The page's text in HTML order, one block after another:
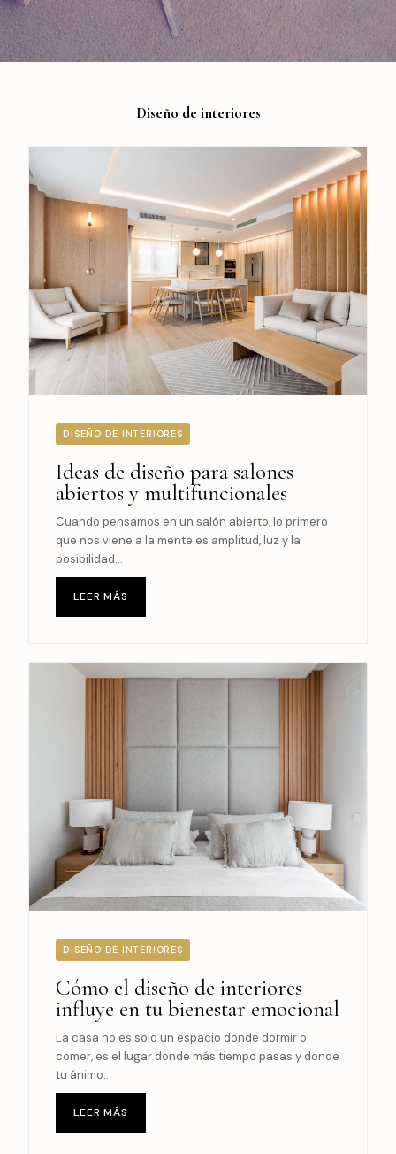
Diseño de interiores
DISEÑO DE INTERIORES
Ideas de diseño para salones
abiertos y multifuncionales
Cuando pensamos en un salón abierto, lo primero
que nos viene a la mente es amplitud, luz y la
posibilidad...
LEER MÁS
DISEÑO DE INTERIORES
Cómo el diseño de interiores
influye en tu bienestar emocional
La casa no es solo un espacio donde dormir o
comer, es el lugar donde más tiempo pasas y donde
tu ánimo...
LEER MÁS